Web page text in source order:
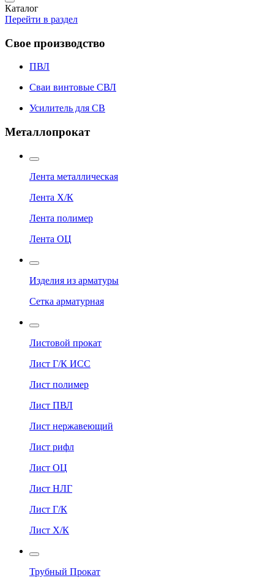
Каталог
Перейти в раздел
Свое производство
ПВЛ
Сваи винтовые СВЛ
Усилитель для СВ
Металлопрокат
Лента металлическая
Лента Х/К
Лента полимер
Лента ОЦ
Изделия из арматуры
Сетка арматурная
Листовой прокат
Лист Г/К ИСС
Лист полимер
Лист ПВЛ
Лист нержавеющий
Лист рифл
Лист ОЦ
Лист НЛГ
Лист Г/К
Лист Х/К
Трубный Прокат